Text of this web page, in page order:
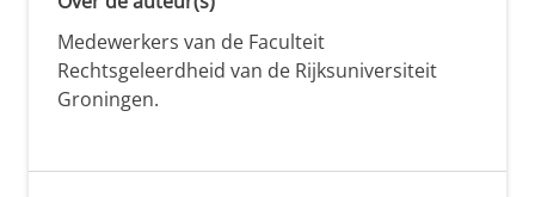
Medewerkers van de Faculteit
Rechtsgeleerdheid van de Rijksuniversiteit
Groningen.